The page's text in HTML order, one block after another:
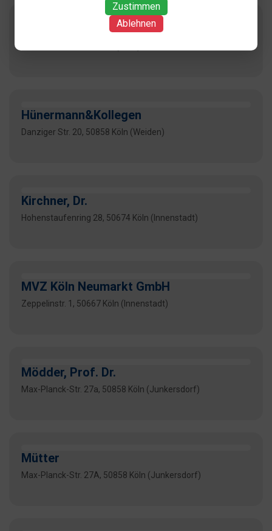
Zustimmen
Ablehnen
Hünermann&Kollegen
Danziger Str. 20, 50858 Köln (Weiden)
Kirchner, Dr.
Hohenstaufenring 28, 50674 Köln (Innenstadt)
MVZ Köln Neumarkt GmbH
Zeppelinstr. 1, 50667 Köln (Innenstadt)
Mödder, Prof. Dr.
Max-Planck-Str. 27a, 50858 Köln (Junkersdorf)
Mütter
Max-Planck-Str. 27A, 50858 Köln (Junkersdorf)